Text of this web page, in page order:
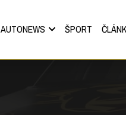
AUTONEWS ŠPORT